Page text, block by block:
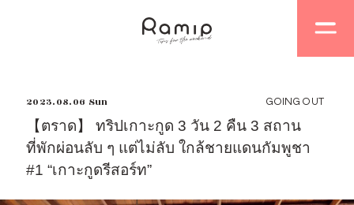
【ตราด】 ทริปเกาะกูด 3 วัน 2 คืน 3 สถาน
ที่พักผ่อนลับ ๆ แต่ไม่ลับ ใกล้ชายแดนกัมพูชา
#1 “เกาะกูดรีสอร์ท”
2023.08.06 Sun GOING OUT